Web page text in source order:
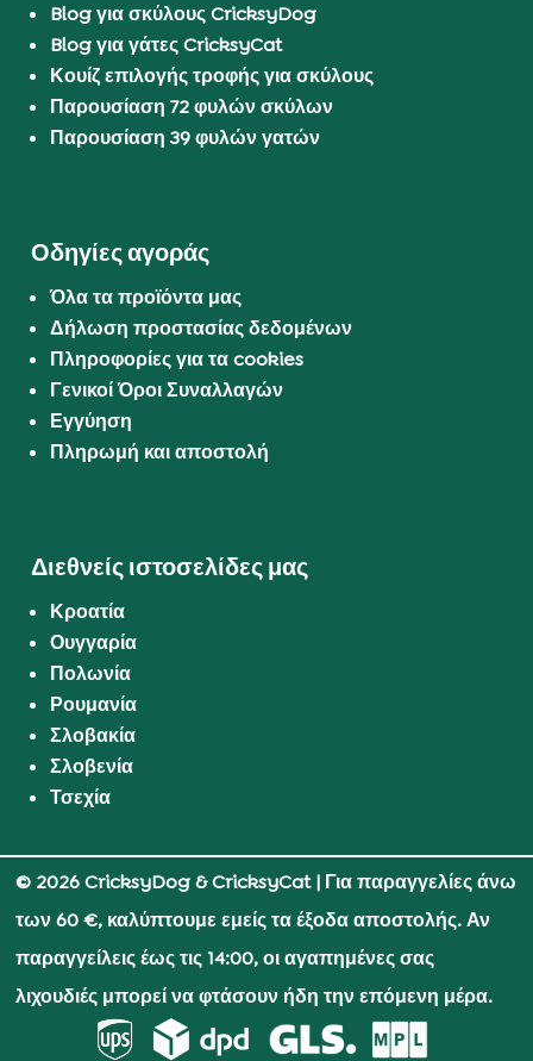
Blog για σκύλους CricksyDog
Blog για γάτες CricksyCat
Κουίζ επιλογής τροφής για σκύλους
Παρουσίαση 72 φυλών σκύλων
Παρουσίαση 39 φυλών γατών
Οδηγίες αγοράς
Όλα τα προϊόντα μας
Δήλωση προστασίας δεδομένων
Πληροφορίες για τα cookies
Γενικοί Όροι Συναλλαγών
Εγγύηση
Πληρωμή και αποστολή
Διεθνείς ιστοσελίδες μας
Κροατία
Ουγγαρία
Πολωνία
Ρουμανία
Σλοβακία
Σλοβενία
Τσεχία
© 2026 CricksyDog & CricksyCat| Για παραγγελίες άνω
των 60 €, καλύπτουμε εμείς τα έξοδα αποστολής. Αν
παραγγείλεις έως τις 14:00, οι αγαπημένες σας
λιχουδιές μπορεί να φτάσουν ήδη την επόμενη μέρα.